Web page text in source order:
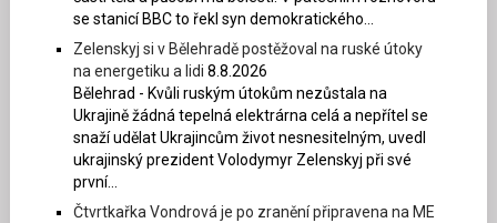
se stanicí BBC to řekl syn demokratického...
Zelenskyj si v Bělehradě postěžoval na ruské útoky
na energetiku a lidi 8.8.2026
Bělehrad - Kvůli ruským útokům nezůstala na
Ukrajině žádná tepelná elektrárna celá a nepřítel se
snaží udělat Ukrajincům život nesnesitelným, uvedl
ukrajinský prezident Volodymyr Zelenskyj při své
první...
Čtvrtkařka Vondrová je po zranění připravena na ME